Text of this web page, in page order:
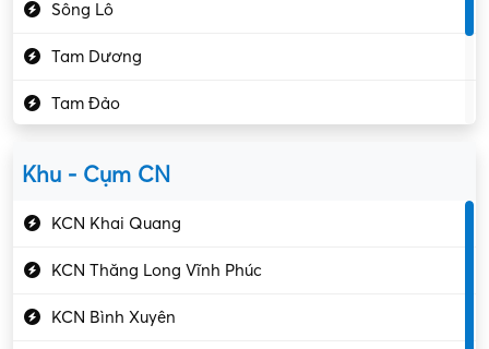
Kiểm soát chất lượng
Kỹ sư cơ khí
Kỹ sư điện
Kỹ thuật cao
Kỹ thuật mạng – IT
Sông Lô
Tam Dương
Tam Đảo
Khu - Cụm CN
KCN Khai Quang
KCN Thăng Long Vĩnh Phúc
KCN Bình Xuyên